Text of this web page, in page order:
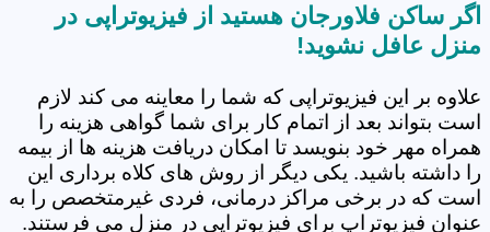
اگر ساکن فلاورجان هستید از فیزیوتراپی در
منزل عافل نشوید!
علاوه بر این فیزیوتراپی که شما را معاینه می کند لازم
است بتواند بعد از اتمام کار برای شما گواهی هزینه را
همراه مهر خود بنویسد تا امکان دریافت هزینه ها از بیمه
را داشته باشید. یکی دیگر از روش های کلاه برداری این
است که در برخی مراکز درمانی، فردی غیرمتخصص را به
عنوان فیزیوتراپ برای فیزیوتراپی در منزل می فرستند.